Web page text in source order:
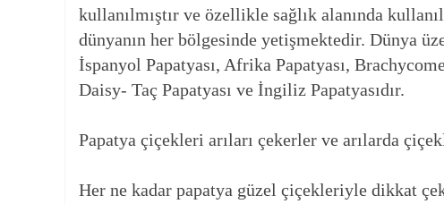
kullanılmıştır ve özellikle sağlık alanında
dünyanın her bölgesinde yetişmektedir. Dünya
İspanyol Papatyası, Afrika Papatyası,
Daisy- Taç Papatyası ve İngiliz Papatyasıdır.
Papatya çiçekleri arıları çekerler ve arılarda
Her ne kadar papatya güzel çiçekleriyle dikkat